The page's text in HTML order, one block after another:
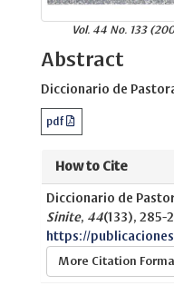
Vol. 44 No. 133
Abstract
Diccionario de
pdf
How to Cite
Diccionario de
Sinite, 44(133), 285-
https://
More Citation